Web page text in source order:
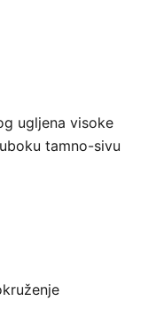
ugljena visoke
tamno-sivu